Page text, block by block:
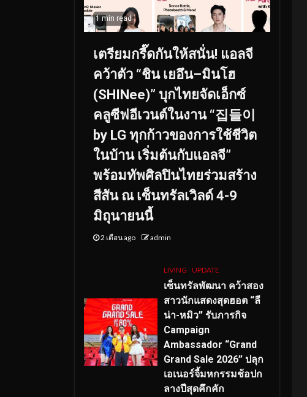
1 min read
เตรียมกรี๊ดกันให้สนั่น! แอลจี
คว้าตัว “ชิน เยอึน–มินโฮ
(SHINee)” บุกไทยจัดเอ็กซ์
คลูซีฟอีเวนต์ในงาน “집들이
by LG ทุกก้าวของการใช้ชีวิต
ในบ้าน เริ่มต้นกับแอลจี”
พร้อมทัพศิลปินไทยร่วมสร้าง
สีสัน ณ เซ็นทรัลเวิลด์ 4-9
มิถุนายนนี้
2 เดือน ago admin
LIVING UPDATE
เซ็นทรัลพัฒนา คว้าสอง
สาวนักแสดงสุดฮอต “ลี
น่า-หมิว” รับภารกิจ
Campaign
Ambassador “Grand
Grand Sale 2026” ปลุก
เอเนอร์จี้มหกรรมช้อปก
ลางปีสุดคึกคัก